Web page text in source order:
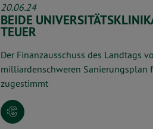
20.06.24
BEIDE
TEUER
Der Finanzausschuss des Landtags
milliardenschweren
zugestimmt